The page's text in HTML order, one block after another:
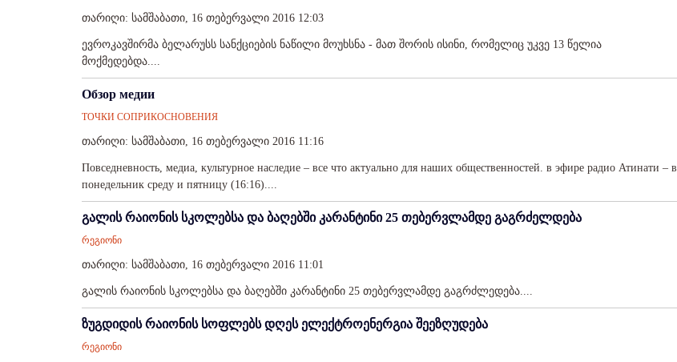
თარიღი: სამშაბათი, 16 თებერვალი 2016 12:03
ევროკავშირმა ბელარუსს სანქციების ნაწილი მოუხსნა - მათ შორის ისინი, რომელიც უკვე 13 წელია
მოქმედებდა....
Обзор медии
ТОЧКИ СОПРИКОСНОВЕНИЯ
თარიღი: სამშაბათი, 16 თებერვალი 2016 11:16
Повседневность, медиа, культурное наследие – все что актуально для наших общественностей. в эфире радио Атинати – в
понедельник среду и пятницу (16:16)....
გალის რაიონის სკოლებსა და ბაღებში კარანტინი 25 თებერვლამდე გაგრძელდება
რეგიონი
თარიღი: სამშაბათი, 16 თებერვალი 2016 11:01
გალის რაიონის სკოლებსა და ბაღებში კარანტინი 25 თებერვლამდე გაგრძლედება....
ზუგდიდის რაიონის სოფლებს დღეს ელექტროენერგია შეეზღუდება
რეგიონი